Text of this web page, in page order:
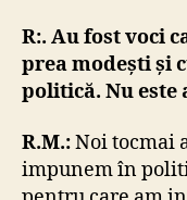
R:. Au fost voci
prea modești și
politică. Nu este
R.M.:Noi tocmai
impunem în